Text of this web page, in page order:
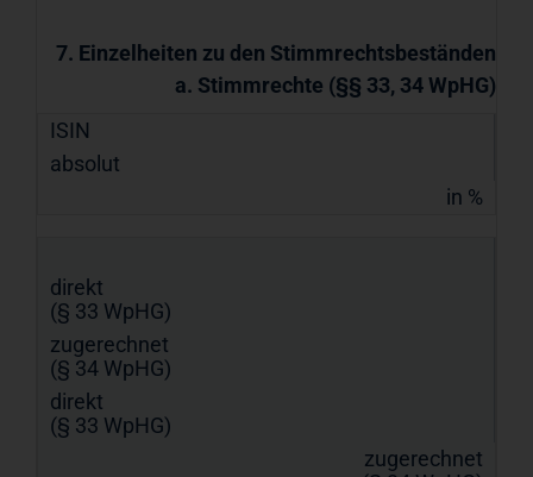
7. Einzelheiten zu den Stimmrechtsbeständen
a. Stimmrechte (§§ 33, 34 WpHG)
ISIN
absolut
in %
direkt
(§ 33 WpHG)
zugerechnet
(§ 34 WpHG)
direkt
(§ 33 WpHG)
zugerechnet